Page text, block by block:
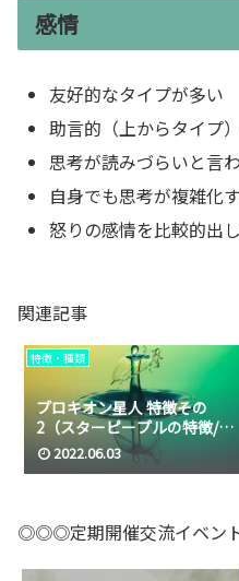
感情
友好的なタイプが多い
助言的（上からタイプ
思考が読みづらいと言
自身でも思考が複雑化
怒りの感情を比較的出
関連記事
特徴・種類
プロキオン星人 特徴その
2（スターピープルの特徴/ス
ターシードの特徴）
2022.06.03
◎◎◎定期開催交流イベ